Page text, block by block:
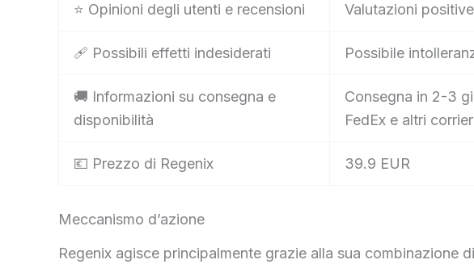
⭐ Opinioni degli utenti e recensioni Valutazioni
🩹 Possibili effetti indesiderati Possibile
🚚 Informazioni su consegna e
disponibilità
Consegna in 2-3
FedEx e altri
💶 Prezzo di Regenix 39.9 EUR
Meccanismo d’azione
Regenix agisce principalmente grazie alla sua combinazione